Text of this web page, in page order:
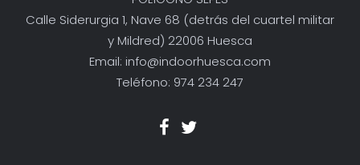
Calle Siderurgia 1, Nave 68 (detrás del cuartel militar
y Mildred) 22006 Huesca
Email: info@indoorhuesca.com
Teléfono: 974 234 247